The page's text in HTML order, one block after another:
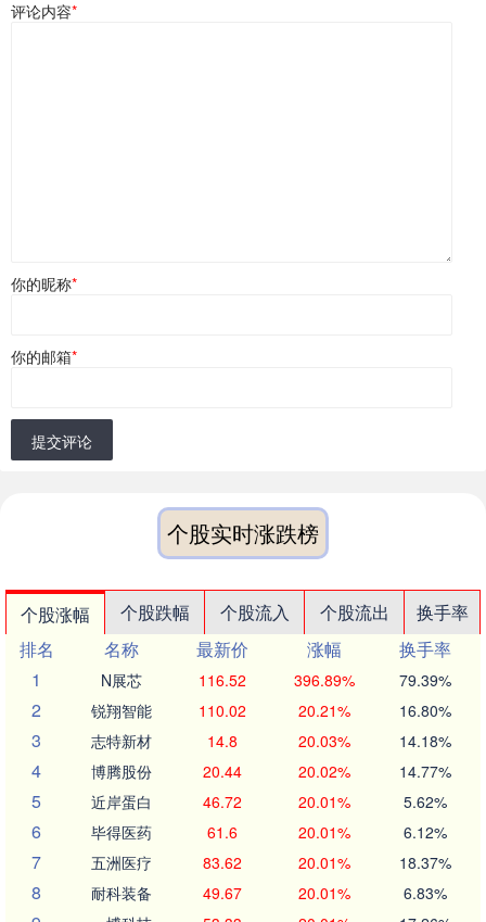
评论内容*
你的昵称*
你的邮箱*
提交评论
个股实时涨跌榜
个股涨幅 个股跌幅 个股流入 个股流出
换手率
排名
名称 最新价 涨幅
换手率
1
N展芯 116.52 396.89% 79.39%
2 锐翔智能 110.02 20.21% 16.80%
3 志特新材 14.8 20.03% 14.18%
4 博腾股份 20.44 20.02% 14.77%
5 近岸蛋白 46.72 20.01% 5.62%
6 毕得医药 61.6 20.01% 6.12%
7 五洲医疗 83.62 20.01% 18.37%
8 耐科装备 49.67 20.01% 6.83%